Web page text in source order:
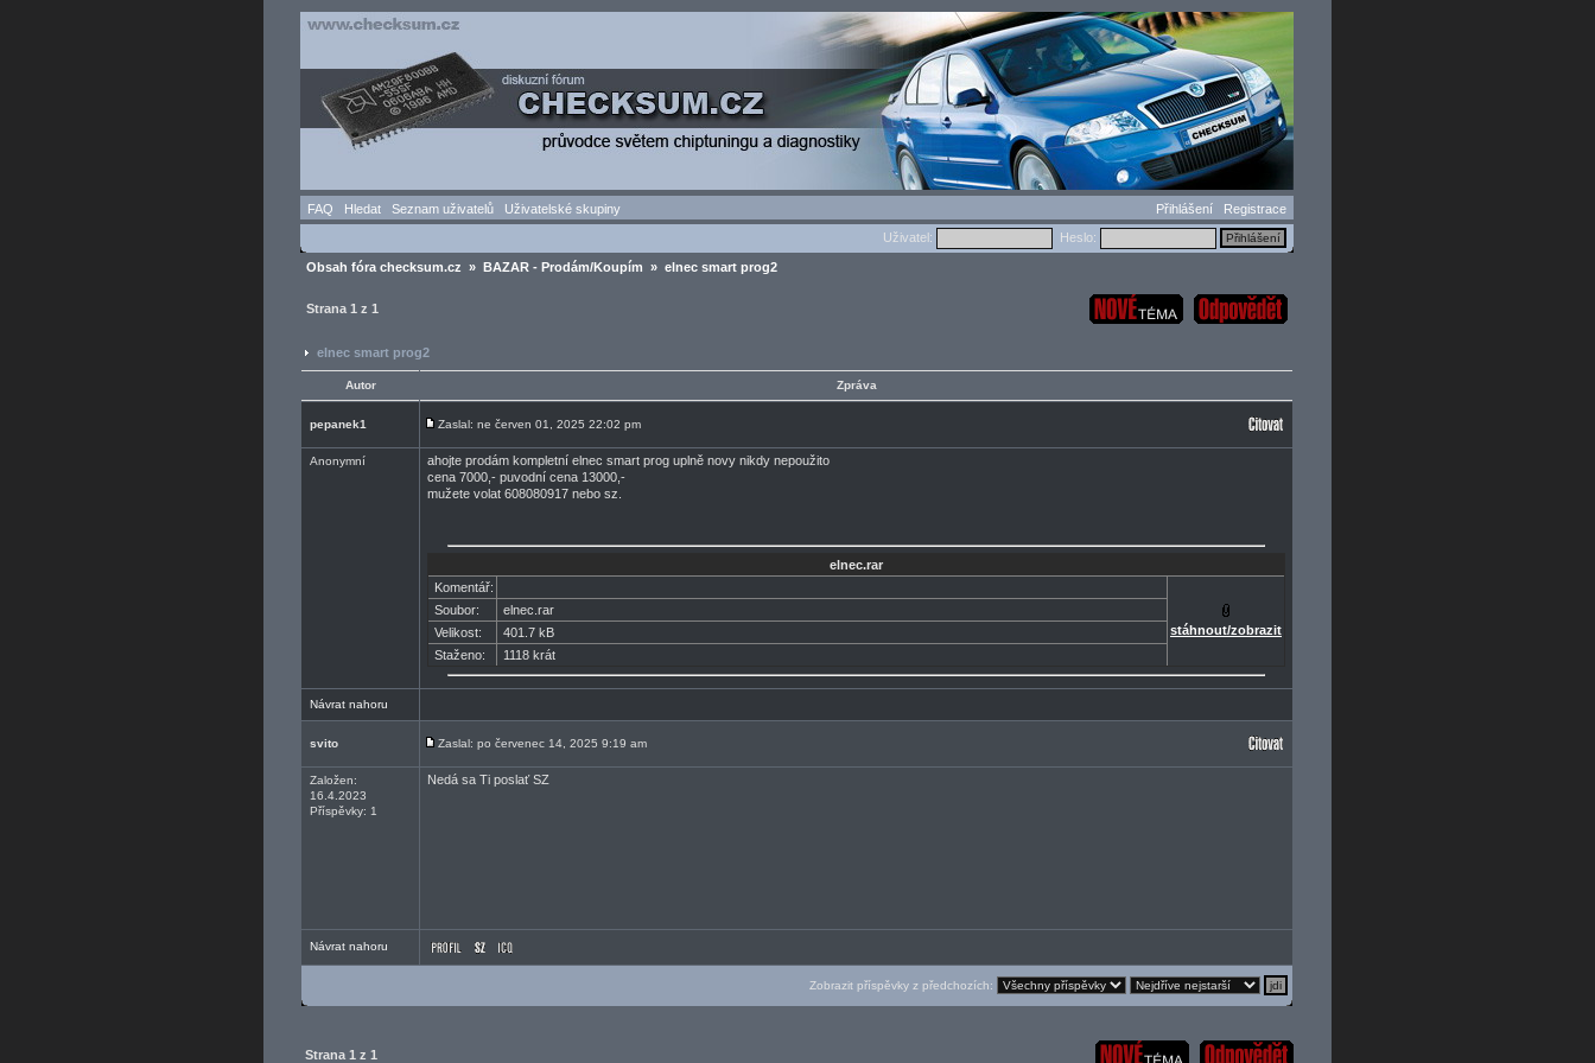
FAQ Hledat Seznam uživatelů Uživatelské skupiny Přihlášení
Registrace
Uživatel:
Heslo:
Obsah fóra checksum.cz » BAZAR - Prodám/Koupím » elnec smart prog2
Strana 1 z 1
elnec smart prog2
Autor Zpráva
pepanek1 Zaslal: ne červen 01, 2025 22:02 pm
Anonymní
ahojte prodám kompletní elnec smart prog uplně novy nikdy nepoužito
cena 7000,- puvodní cena 13000,-
mužete volat 608080917 nebo sz.
elnec.rar
Komentář:
stáhnout/zobrazit
Soubor:
elnec.rar
Velikost:
401.7 kB
Staženo:
1118 krát
Návrat nahoru
svito Zaslal: po červenec 14, 2025 9:19 am
Založen:
16.4.2023
Příspěvky: 1
Nedá sa Ti poslať SZ
Návrat nahoru
Zobrazit příspěvky z předchozích:
Strana 1 z 1